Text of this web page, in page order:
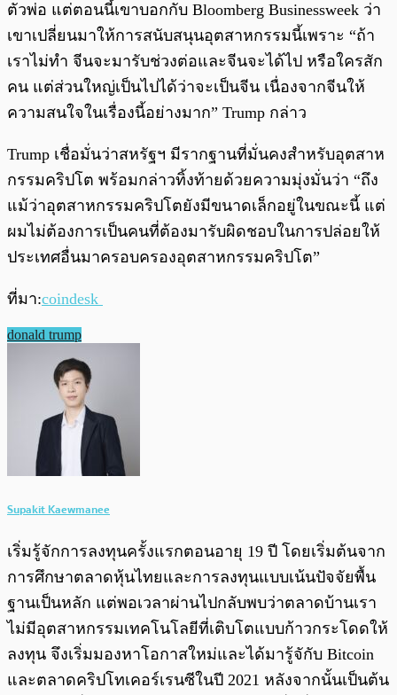
ตัวพ่อ แต่ตอนนี้เขาบอกกับ Bloomberg Businessweek ว่า
เขาเปลี่ยนมาให้การสนับสนุนอุตสาหกรรมนี้เพราะ “ถ้า
เราไม่ทำ จีนจะมารับช่วงต่อและจีนจะได้ไป หรือใครสัก
คน แต่ส่วนใหญ่เป็นไปได้ว่าจะเป็นจีน เนื่องจากจีนให้
ความสนใจในเรื่องนี้อย่างมาก” Trump กล่าว
Trump เชื่อมั่นว่าสหรัฐฯ มีรากฐานที่มั่นคงสำหรับอุตสาห
กรรมคริปโต พร้อมกล่าวทิ้งท้ายด้วยความมุ่งมั่นว่า “ถึง
แม้ว่าอุตสาหกรรมคริปโตยังมีขนาดเล็กอยู่ในขณะนี้ แต่
ผมไม่ต้องการเป็นคนที่ต้องมารับผิดชอบในการปล่อยให้
ประเทศอื่นมาครอบครองอุตสาหกรรมคริปโต”
ที่มา:coindesk
donald trump
Supakit Kaewmanee
เริ่มรู้จักการลงทุนครั้งแรกตอนอายุ 19 ปี โดยเริ่มต้นจาก
การศึกษาตลาดหุ้นไทยและการลงทุนแบบเน้นปัจจัยพื้น
ฐานเป็นหลัก แต่พอเวลาผ่านไปกลับพบว่าตลาดบ้านเรา
ไม่มีอุตสาหกรรมเทคโนโลยีที่เติบโตแบบก้าวกระโดดให้
ลงทุน จึงเริ่มมองหาโอกาสใหม่และได้มารู้จักับ Bitcoin
และตลาดคริปโทเคอร์เรนซีในปี 2021 หลังจากนั้นเป็นต้น